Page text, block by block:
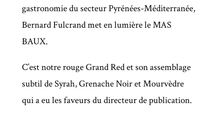
gastronomie du secteur Pyrénées-Méditerranée,
Bernard Fulcrand met en lumière le MAS
BAUX.
C’est notre rouge Grand Red et son assemblage
subtil de Syrah, Grenache Noir et Mourvèdre
qui a eu les faveurs du directeur de publication.